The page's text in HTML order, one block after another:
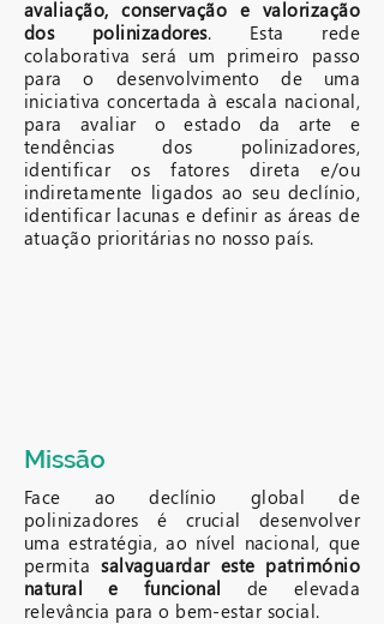
avaliação, conservação e valorização
dos polinizadores. Esta rede
colaborativa será um primeiro passo
para o desenvolvimento de uma
iniciativa concertada à escala nacional,
para avaliar o estado da arte e
tendências dos polinizadores,
identificar os fatores direta e/ou
indiretamente ligados ao seu declínio,
identificar lacunas e definir as áreas de
atuação prioritárias no nosso país.
Missão
Face ao declínio global de
polinizadores é crucial desenvolver
uma estratégia, ao nível nacional, que
permitasalvaguardar este património
natural e funcional de elevada
relevância para o bem-estar social.